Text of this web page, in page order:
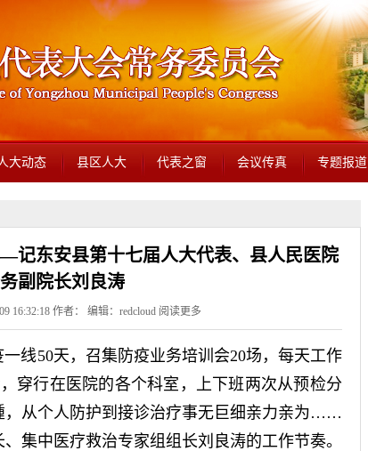
大动态 县区人大 代表之窗 会议传真 专题报道
记东安县第十七届人大代表、县人民医院
副院长刘良涛
16:32:18 作者： 编辑：redcloud 阅读更多
50天，召集防疫业务培训会20场，每天工作
穿行在医院的各个科室，上下班两次从预检分
，从个人防护到接诊治疗事无巨细亲力亲为……
集中医疗救治专家组组长刘良涛的工作节奏。